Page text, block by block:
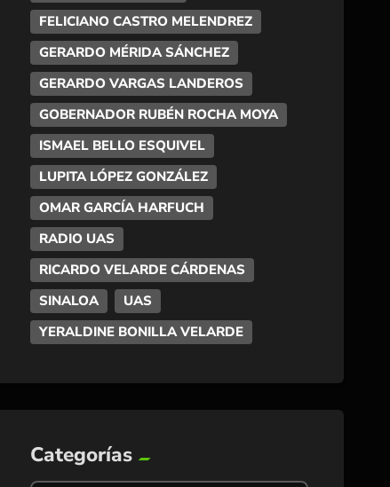
FELICIANO CASTRO MELENDREZ
GERARDO MÉRIDA SÁNCHEZ
GERARDO VARGAS LANDEROS
GOBERNADOR RUBÉN ROCHA MOYA
ISMAEL BELLO ESQUIVEL
LUPITA LÓPEZ GONZÁLEZ
OMAR GARCÍA HARFUCH
RADIO UAS
RICARDO VELARDE CÁRDENAS
SINALOA
UAS
YERALDINE BONILLA VELARDE
Categorías